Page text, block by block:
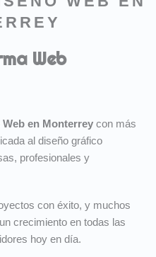
Web
Web en Monterrey con más
al diseño gráfico
profesionales y
con éxito, y muchos
crecimiento en todas las
hoy en día.